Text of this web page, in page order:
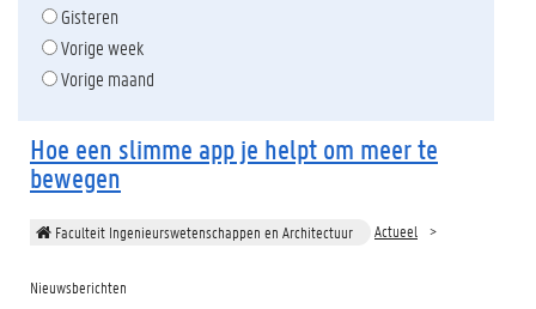
Gisteren
Vorige week
Vorige maand
Hoe een slimme app je helpt om meer te
bewegen
Faculteit Ingenieurswetenschappen en Architectuur Actueel
Nieuwsberichten